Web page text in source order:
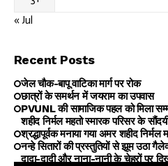
« Jul
Recent Posts
जेल चौक-बापू वाटिका मार्ग पर रोक
छात्रों के समर्थन में जयराम का उपवास
PVUNL की सामाजिक पहल को मिला
शहीद निर्मल महतो स्मारक परिसर के
श्रद्धापूर्वक मनाया गया अमर शहीद
नन्हे सितारों की प्रस्तुतियों से झूम उठा
दादा-दादी और नाना-नानी के चेहरों पर